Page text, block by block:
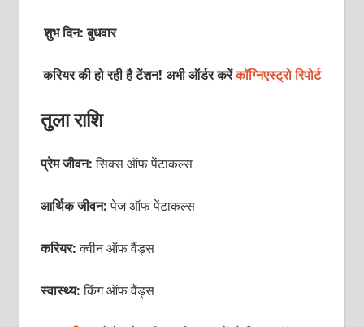
शुभ दिन: बुधवार
करियर की हो रही है टेंशन! अभी ऑर्डर करेंकॉग्निएस्ट्रो रिपोर्ट
तुला राशि
प्रेम जीवन:सिक्स ऑफ पेंटाकल्स
आर्थिक जीवन:पेज ऑफ पेंटाकल्स
करियर:क्वीन ऑफ वैंड्स
स्वास्थ्य:किंग ऑफ वैंड्स